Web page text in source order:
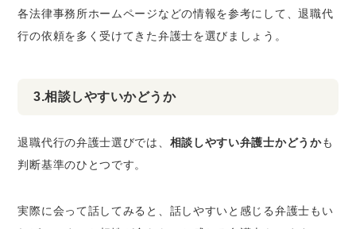
各法律事務所ホームページなどの情報を参考にして、退職代
行の依頼を多く受けてきた弁護士を選びましょう。
3.相談しやすいかどうか
退職代行の弁護士選びでは、 相談しやすい弁護士かどうかも
判断基準のひとつです。
実際に会って話してみると、話しやすいと感じる弁護士もい